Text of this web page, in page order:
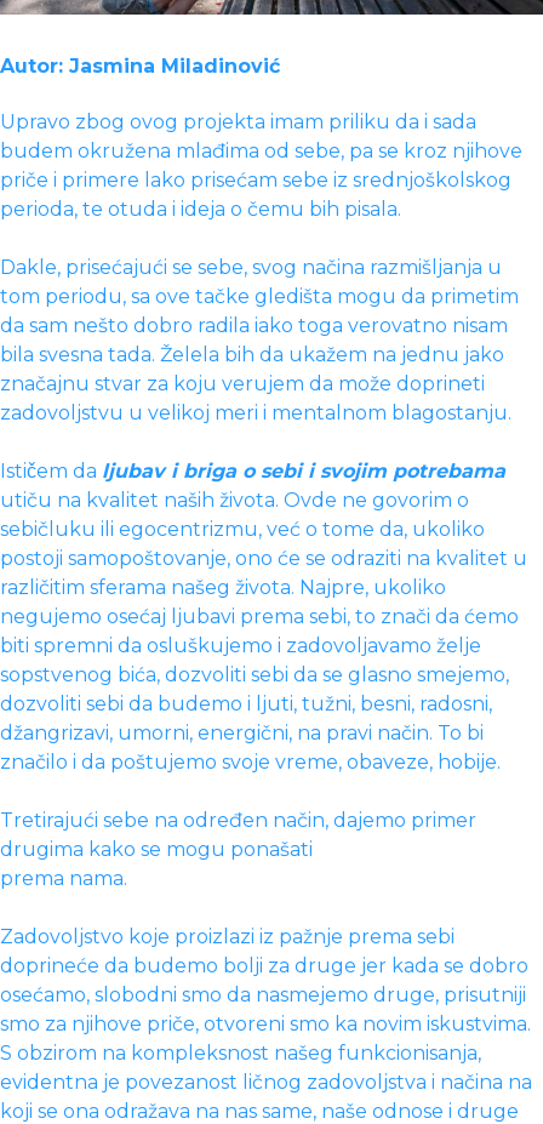
Autor: Jasmina Miladinović
Upravo zbog ovog projekta imam priliku da i sada
budem okružena mlađima od sebe, pa se kroz njihove
priče i primere lako prisećam sebe iz srednjoškolskog
perioda, te otuda i ideja o čemu bih pisala.
Dakle, prisećajući se sebe, svog načina razmišljanja u
tom periodu, sa ove tačke gledišta mogu da primetim
da sam nešto dobro radila iako toga verovatno nisam
bila svesna tada. Želela bih da ukažem na jednu jako
značajnu stvar za koju verujem da može doprineti
zadovoljstvu u velikoj meri i mentalnom blagostanju.
Ističem da ljubav i briga o sebi i svojim potrebama
utiču na kvalitet naših života. Ovde ne govorim o
sebičluku ili egocentrizmu, već o tome da, ukoliko
postoji samopoštovanje, ono će se odraziti na kvalitet u
različitim sferama našeg života. Najpre, ukoliko
negujemo osećaj ljubavi prema sebi, to znači da ćemo
biti spremni da osluškujemo i zadovoljavamo želje
sopstvenog bića, dozvoliti sebi da se glasno smejemo,
dozvoliti sebi da budemo i ljuti, tužni, besni, radosni,
džangrizavi, umorni, energični, na pravi način. To bi
značilo i da poštujemo svoje vreme, obaveze, hobije.
Tretirajući sebe na određen način, dajemo primer
drugima kako se mogu ponašati
prema nama.
Zadovoljstvo koje proizlazi iz pažnje prema sebi
doprineće da budemo bolji za druge jer kada se dobro
osećamo, slobodni smo da nasmejemo druge, prisutniji
smo za njihove priče, otvoreni smo ka novim iskustvima.
S obzirom na kompleksnost našeg funkcionisanja,
evidentna je povezanost ličnog zadovoljstva i načina na
koji se ona odražava na nas same, naše odnose i druge